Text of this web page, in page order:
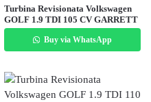
Turbina Revisionata Volkswagen
GOLF 1.9 TDI 105 CV GARRETT
Buy via WhatsApp